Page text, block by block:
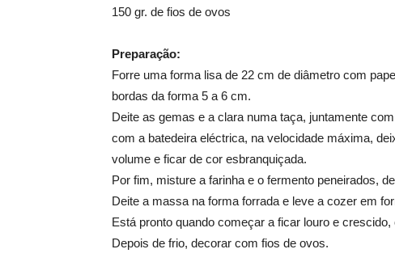
150 gr. de fios de ovos
Preparação:
Forre uma forma lisa de 22 cm de diâmetro com
bordas da forma 5 a 6 cm.
Deite as gemas e a clara numa taça, juntamente
com a batedeira eléctrica, na velocidade máxima,
volume e ficar de cor esbranquiçada.
Por fim, misture a farinha e o fermento peneirados,
Deite a massa na forma forrada e leve a cozer em
Está pronto quando começar a ficar louro e crescido,
Depois de frio, decorar com fios de ovos.